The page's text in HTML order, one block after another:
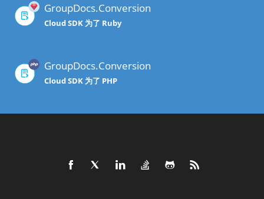
GroupDocs.Conversion
Cloud SDK 为了 Ruby
GroupDocs.Conversion
Cloud SDK 为了 PHP